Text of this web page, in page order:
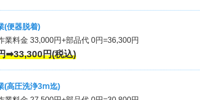
(便器脱着)
業料金 33,000円+部品代 0円=36,300円
➡33,300円(税込)
(高圧洗浄3ⅿ迄)